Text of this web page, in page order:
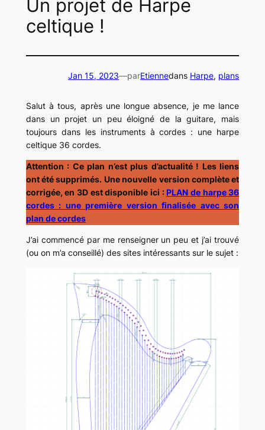
Un projet de Harpe
celtique !
Jan 15, 2023—parEtiennedans Harpe, plans
Salut à tous, après une longue absence, je me lance
dans un projet un peu éloigné de la guitare, mais
toujours dans les instruments à cordes : une harpe
celtique 36 cordes.
Attention : Ce plan n’est plus d’actualité ! Les liens
ont été supprimés. Une nouvelle version complète et
corrigée, en 3D est disponible ici :PLAN de harpe 36
cordes : une première version finalisée avec son
plan de cordes
J’ai commencé par me renseigner un peu et j’ai trouvé
(ou on m’a conseillé) des sites intéressants sur le sujet :